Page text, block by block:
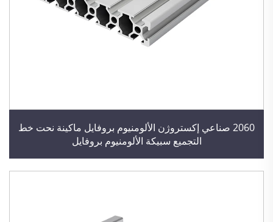
2060 صناعي إكستروژن الألومنيوم بروفايل ماكينة نحت خط
التجميع سبيكة الألومنيوم بروفايل